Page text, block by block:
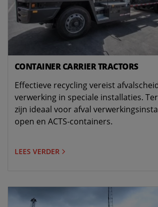
CONTAINER CARRIER TRACTORS
Effectieve recycling vereist
verwerking in speciale installaties.
zijn ideaal voor afval
open en ACTS-containers.
LEES VERDER